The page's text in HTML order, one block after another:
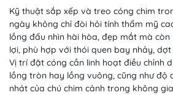
Kỹ thuật sắp xếp và treo cóng chim
ngày không chỉ đòi hỏi tính thẩm mỹ
lồng đấu nhìn hài hòa, đẹp mắt mà
lợi, phù hợp với thói quen bay nhảy,
Vị trí đặt cóng cần linh hoạt điều chỉnh
lồng tròn hay lồng vuông, cũng như độ
nhát của chú chim cảnh trong không